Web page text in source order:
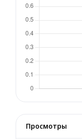
Просмотры